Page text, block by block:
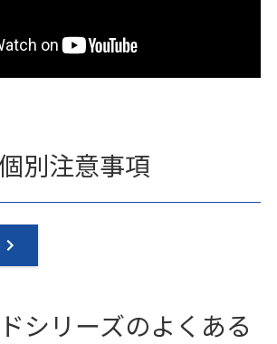
別注意事項
シリーズのよくある